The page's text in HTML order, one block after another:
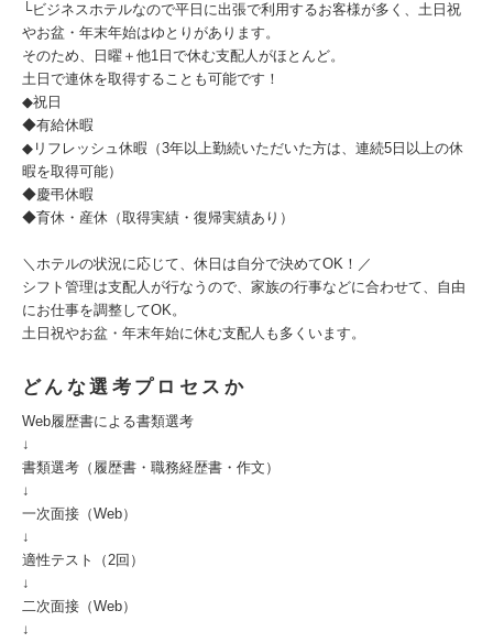
└ビジネスホテルなので平日に出張で利用するお客様が多く、土日祝
やお盆・年末年始はゆとりがあります。
そのため、日曜＋他1日で休む支配人がほとんど。
土日で連休を取得することも可能です！
◆祝日
◆有給休暇
◆リフレッシュ休暇（3年以上勤続いただいた方は、連続5日以上の休
暇を取得可能）
◆慶弔休暇
◆育休・産休（取得実績・復帰実績あり）
＼ホテルの状況に応じて、休日は自分で決めてOK！／
シフト管理は支配人が行なうので、家族の行事などに合わせて、自由
にお仕事を調整してOK。
土日祝やお盆・年末年始に休む支配人も多くいます。
どんな選考プロセスか
Web履歴書による書類選考
↓
書類選考（履歴書・職務経歴書・作文）
↓
一次面接（Web）
↓
適性テスト（2回）
↓
二次面接（Web）
↓